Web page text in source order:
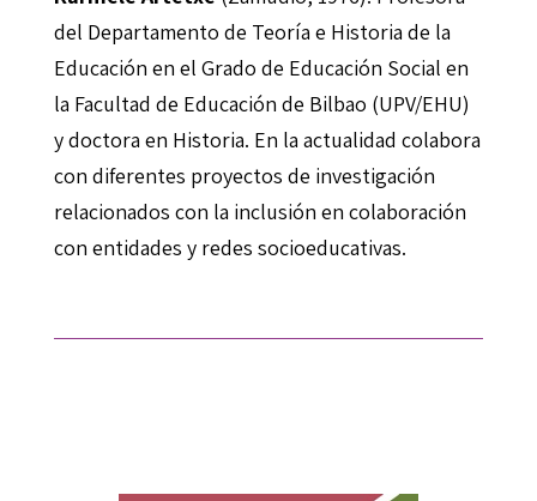
del Departamento de Teoría e Historia de la
Educación en el Grado de Educación Social en
la Facultad de Educación de Bilbao (UPV/EHU)
y doctora en Historia. En la actualidad colabora
con diferentes proyectos de investigación
relacionados con la inclusión en colaboración
con entidades y redes socioeducativas.